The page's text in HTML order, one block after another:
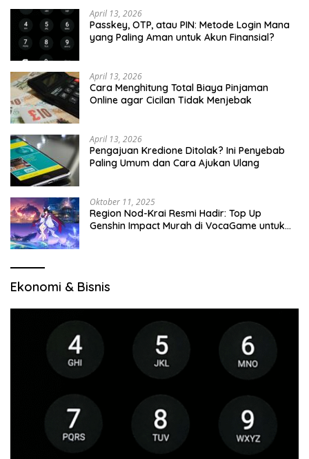
April 13, 2026
Passkey, OTP, atau PIN: Metode Login Mana
yang Paling Aman untuk Akun Finansial?
April 13, 2026
Cara Menghitung Total Biaya Pinjaman
Online agar Cicilan Tidak Menjebak
April 13, 2026
Pengajuan Kredione Ditolak? Ini Penyebab
Paling Umum dan Cara Ajukan Ulang
Oktober 11, 2025
Region Nod-Krai Resmi Hadir: Top Up
Genshin Impact Murah di VocaGame untuk
Ekonomi & Bisnis